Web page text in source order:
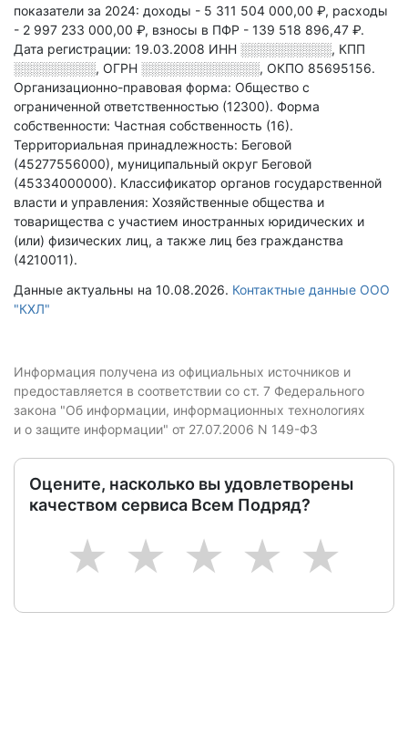
показатели за 2024: доходы - 5 311 504 000,00 ₽, расходы
- 2 997 233 000,00 ₽, взносы в ПФР - 139 518 896,47 ₽.
Дата регистрации: 19.03.2008 ИНН ░░░░░░░░░░, КПП
░░░░░░░░░, ОГРН ░░░░░░░░░░░░░, ОКПО 85695156.
Организационно-правовая форма: Общество с
ограниченной ответственностью (12300). Форма
собственности: Частная собственность (16).
Территориальная принадлежность: Беговой
(45277556000), муниципальный округ Беговой
(45334000000). Классификатор органов государственной
власти и управления: Хозяйственные общества и
товарищества с участием иностранных юридических и
(или) физических лиц, а также лиц без гражданства
(4210011).
Данные актуальны на 10.08.2026. Контактные данные ООО
"КХЛ"
Информация получена из официальных источников и
предоставляется в соответствии со ст. 7 Федерального
закона "Об информации, информационных технологиях
и о защите информации" от 27.07.2006 N 149-ФЗ
Оцените, насколько вы удовлетворены
качеством сервиса Всем Подряд?
5
4
3
2
1